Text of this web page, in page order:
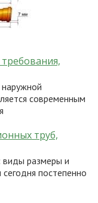
наружной
современным
труб,
размеры и
постепенно